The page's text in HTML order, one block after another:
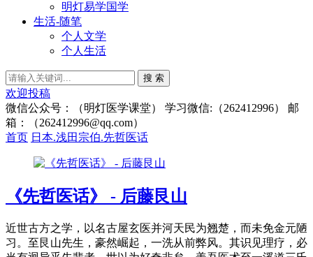
明灯易学国学
生活-随笔
个人文学
个人生活
搜 索
欢迎投稿
微信公众号：（明灯医学课堂） 学习微信:（262412996） 邮
箱：（262412996@qq.com）
首页 日本.浅田宗伯.先哲医话
《先哲医话》 - 后藤艮山
近世古方之学，以名古屋玄医并河天民为翘楚，而未免金元陋
习。至艮山先生，豪然崛起，一洗从前弊风。其识见理疗，必